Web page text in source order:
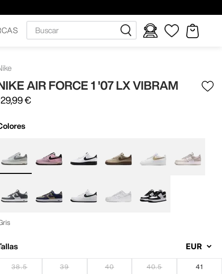
AIR FORCE 1 '07 LX VIBRAM
,99 €
38.5 39 40 40.5 41